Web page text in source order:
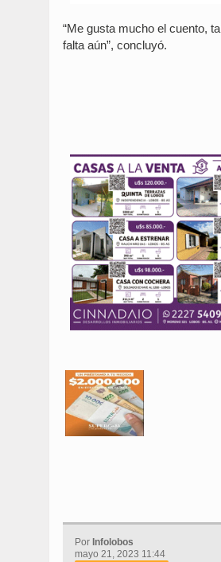
“Me gusta mucho el cuento,
falta aún”, concluyó.
Por Infolobos
mayo 21, 2023 11:44